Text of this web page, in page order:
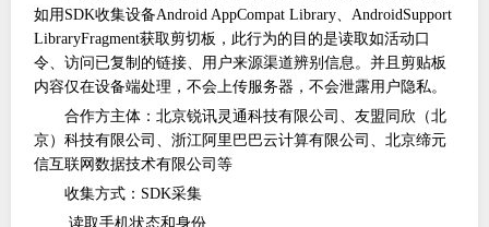
如用 SDK收集设备Android AppCompat Library、AndroidSupport
LibraryFragment获取剪切板，此行为的目的是读取如活动口
令、访问已复制的链接、用户来源渠道辨别信息。并且剪贴板
内容仅在设备端处理，不会上传服务器，不会泄露用户隐私。
合作方主体：北京锐讯灵通科技有限公司、友盟同欣（北
京）科技有限公司、浙江阿里巴巴云计算有限公司、北京缔元
信互联网数据技术有限公司等
收集方式： SDK采集
读取手机状态和身份